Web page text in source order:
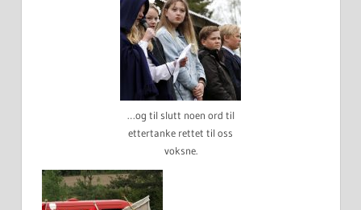
…og til slutt noen ord til
ettertanke rettet til oss
voksne.